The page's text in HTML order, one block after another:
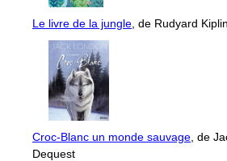
Le livre de la jungle , de Rudyard
Croc-Blanc un monde sauvage , de
Dequest